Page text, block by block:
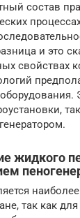
состав
и это
свойствах
жидкого
так как для